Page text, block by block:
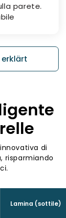
parete.
erklärt
di
risparmiando
Lamina (sottile)